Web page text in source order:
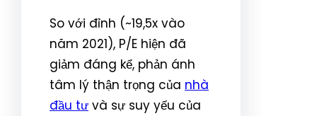
So với đỉnh (~19,5x vào
năm 2021), P/E hiện đã
giảm đáng kể, phản ánh
tâm lý thận trọng của nhà
đầu tư và sự suy yếu của